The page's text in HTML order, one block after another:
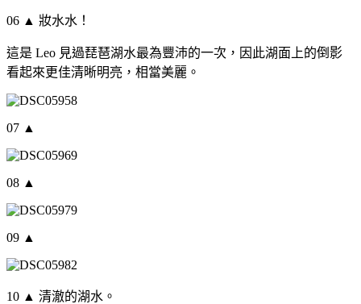
06 ▲ 妝水水！
這是 Leo 見過琵琶湖水最為豐沛的一次，因此湖面上的倒影
看起來更佳清晰明亮，相當美麗。
07 ▲
08 ▲
09 ▲
10 ▲ 清澈的湖水。